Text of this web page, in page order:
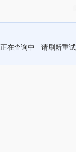
正在查询中，请刷新重试